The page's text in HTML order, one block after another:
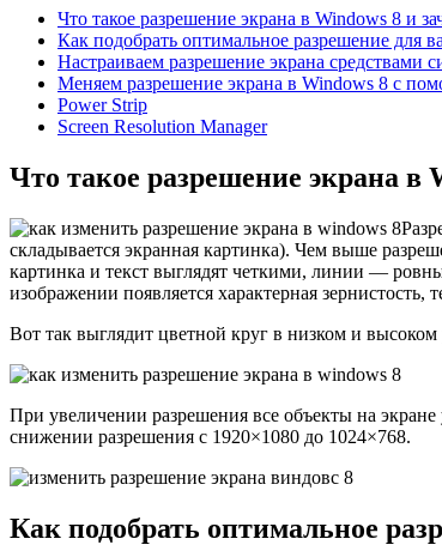
Что такое разрешение экрана в Windows 8 и
Как подобрать оптимальное разрешение для
Настраиваем разрешение экрана средствами
Меняем разрешение экрана в Windows 8 с
Power Strip
Screen Resolution Manager
Что такое разрешение экрана в
складывается экранная картинка). Чем выше
картинка и текст выглядят четкими, линии —
изображении появляется характерная
Вот так выглядит цветной круг в низком и
При увеличении разрешения все объекты на
снижении разрешения с 1920×1080 до 1024×768.
Как подобрать оптимальное